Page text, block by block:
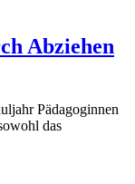
Abziehen
Pädagoginnen
das